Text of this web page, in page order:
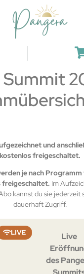
und
kostenlos freigeschaltet.
je nach Programm
freigeschaltet. Im
kannst du sie jederzeit
dauerhaft Zugriff.
LIVE
Live
des